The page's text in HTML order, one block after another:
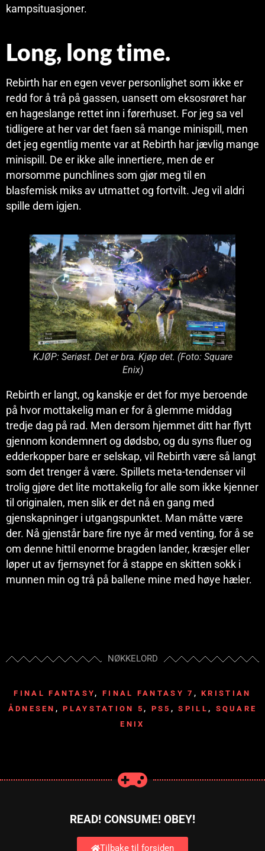
kampsituasjoner.
Long, long time.
Rebirth har en egen vever personlighet som ikke er
redd for å trå på gassen, uansett om eksosrøret har
en hageslange rettet inn i førerhuset. For jeg sa vel
tidligere at her var det faen så mange minispill, men
det jeg egentlig mente var at Rebirth har jævlig mange
minispill. De er ikke alle innertiere, men de er
morsomme punchlines som gjør meg til en
blasfemisk miks av utmattet og fortvilt. Jeg vil aldri
spille dem igjen.
KJØP: Seriøst. Det er bra. Kjøp det. (Foto: Square
Enix)
Rebirth er langt, og kanskje er det for mye beroende
på hvor mottakelig man er for å glemme middag
tredje dag på rad. Men dersom hjemmet ditt har flytt
gjennom kondemnert og dødsbo, og du syns fluer og
edderkopper bare er selskap, vil Rebirth være så langt
som det trenger å være. Spillets meta-tendenser vil
trolig gjøre det lite mottakelig for alle som ikke kjenner
til originalen, men slik er det nå en gang med
gjenskapninger i utgangspunktet. Man måtte være
der. Nå gjenstår bare fire nye år med venting, for å se
om denne hittil enorme bragden lander, kræsjer eller
løper ut av fjernsynet for å stappe en skitten sokk i
munnen min og trå på ballene mine med høye hæler.
NØKKELORD
FINAL FANTASY, FINAL FANTASY 7 ,KRISTIAN
ÅDNESEN ,PLAYSTATION 5, PS5 ,SPILL , SQUARE
ENIX
READ! CONSUME! OBEY!
Tilbake til forsiden